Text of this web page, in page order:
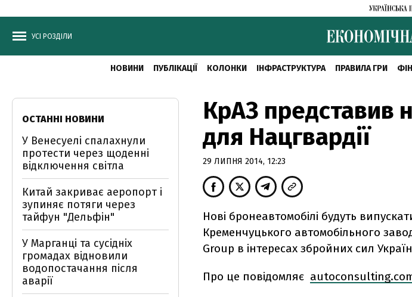
УСІ РОЗДІЛИ
НОВИНИ ПУБЛІКАЦІЇ КОЛОНКИ ІНФРАСТРУКТУРА ПРАВИЛА ГРИ
КрАЗ представив
для Нацгвардії
29 ЛИПНЯ 2014, 12:23
Нові бронеавтомобілі будуть
Кременчуцького автомобільного
Group в інтересах збройних сил
Про це повідомляє
ОСТАННІ НОВИНИ
У Венесуелі спалахнули
протести через щоденні
відключення світла
Китай закриває аеропорт і
зупиняє потяги через
тайфун "Дельфін"
У Марганці та сусідніх
громадах відновили
водопостачання після
аварії